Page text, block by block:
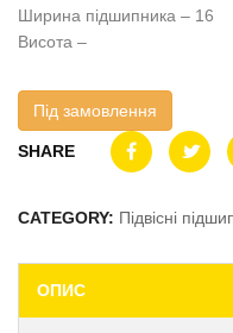
Ширина підшипника – 16
Висота –
Під замовлення
SHARE
CATEGORY: Підвісні
ОПИС